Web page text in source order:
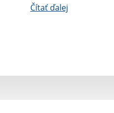
Čítať ďalej